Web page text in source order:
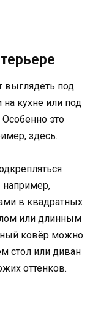
выглядеть под
кухне или под
это
здесь.
например,
в квадратных
или длинным
ковёр можно
стол или диван
оттенков.